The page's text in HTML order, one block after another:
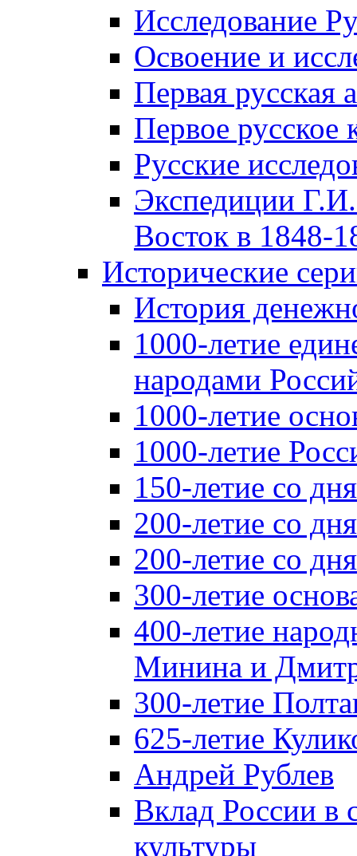
Исследование
Освоение и
Первая русская
Первое русское
Русские
Экспедиции
Восток в 1848-
Исторические
История
1000-летие
народами
1000-летие
1000-летие
150-летие со
200-летие со
200-летие со
300-летие
400-летие
Минина и
300-летие
625-летие
Андрей Рублев
Вклад России в
культуры